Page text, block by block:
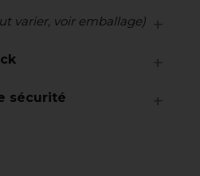
varier, voir emballage)
sécurité